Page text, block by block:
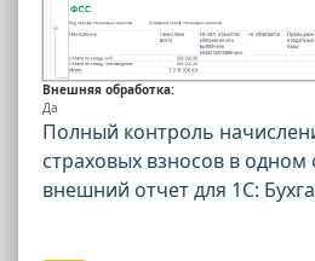
Внешняя обработка:
Да
Полный контроль
страховых взносов в
внешний отчет для 1С: